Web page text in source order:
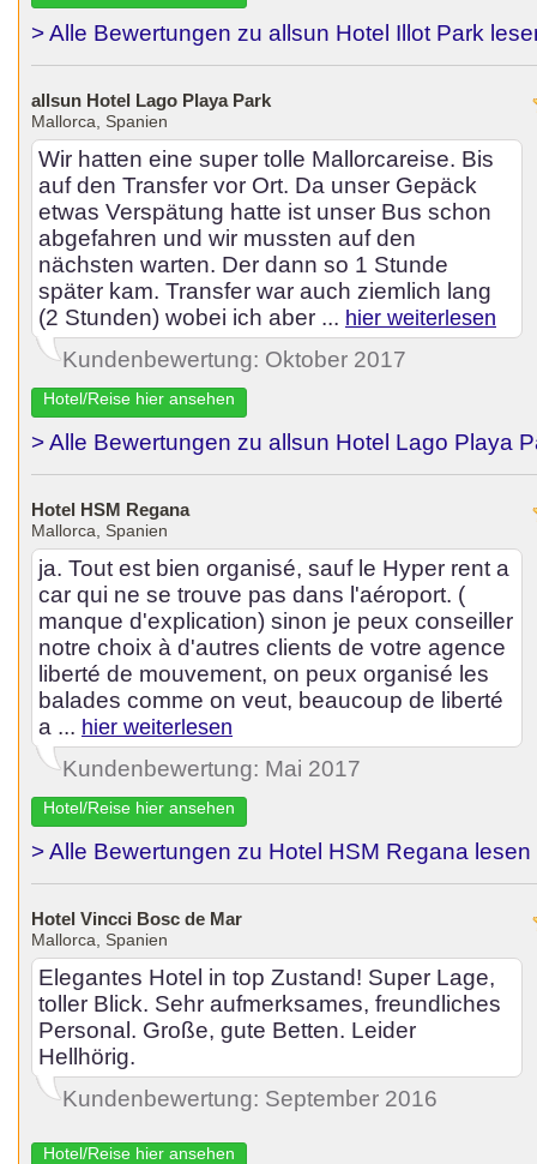
> Alle Bewertungen zu allsun Hotel Illot Park
allsun Hotel Lago Playa Park
Mallorca, Spanien
Wir hatten eine super tolle Mallorcareise. Bis
auf den Transfer vor Ort. Da unser Gepäck
etwas Verspätung hatte ist unser Bus schon
abgefahren und wir mussten auf den
nächsten warten. Der dann so 1 Stunde
später kam. Transfer war auch ziemlich lang
(2 Stunden) wobei ich aber ... hier weiterlesen
Kundenbewertung: Oktober 2017
Hotel/Reise hier ansehen
> Alle Bewertungen zu allsun Hotel Lago Playa
Hotel HSM Regana
Mallorca, Spanien
ja. Tout est bien organisé, sauf le Hyper rent a
car qui ne se trouve pas dans l'aéroport. (
manque d'explication) sinon je peux conseiller
notre choix à d'autres clients de votre agence
liberté de mouvement, on peux organisé les
balades comme on veut, beaucoup de liberté
a ... hier weiterlesen
Kundenbewertung: Mai 2017
Hotel/Reise hier ansehen
> Alle Bewertungen zu Hotel HSM Regana lesen
Hotel Vincci Bosc de Mar
Mallorca, Spanien
Elegantes Hotel in top Zustand! Super Lage,
toller Blick. Sehr aufmerksames, freundliches
Personal. Große, gute Betten. Leider
Hellhörig.
Kundenbewertung: September 2016
Hotel/Reise hier ansehen